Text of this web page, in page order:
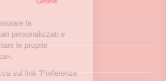
dei cookie che
il funzionamento, misurare la
contenuti pubblicitari personalizzati e
È possibile impostare le proprie
«Personalizza».
in seguito, clicca sul link 'Preferenze